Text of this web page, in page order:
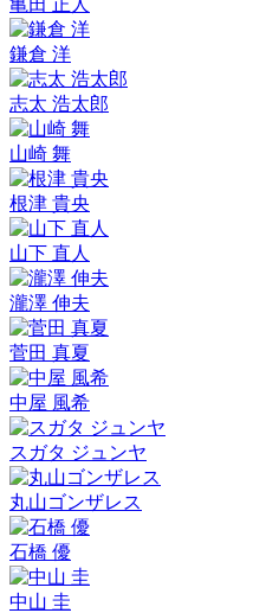
鎌倉 洋
志太 浩太郎
山崎 舞
根津 貴央
山下 直人
瀧澤 伸夫
菅田 真夏
中屋 風希
スガタ ジュンヤ
丸山ゴンザレス
石橋 優
中山 圭